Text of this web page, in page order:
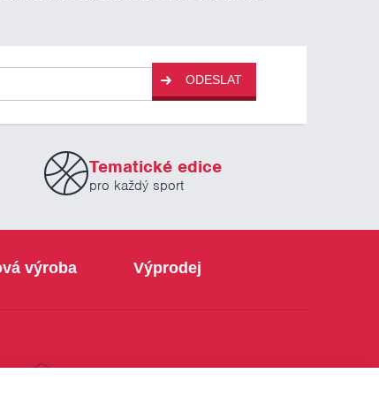
ODESLAT
Tematické edice
pro každý sport
výroba Výprodej